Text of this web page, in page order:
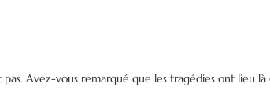
Avez-vous remarqué que les tragédies ont lieu là